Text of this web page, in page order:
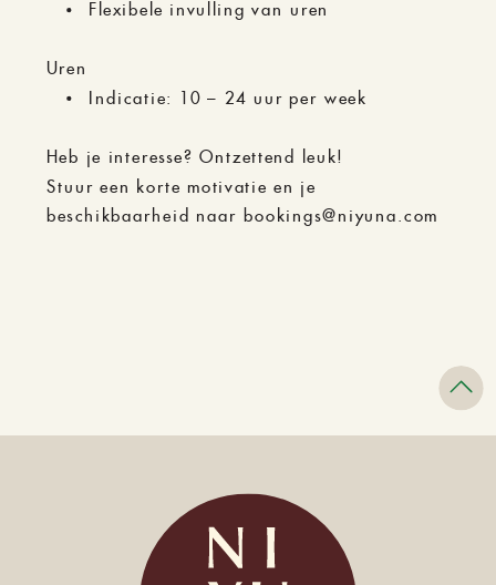
Flexibele invulling van uren
Uren
Indicatie: 10 – 24 uur per week
Heb je interesse? Ontzettend leuk!
Stuur een korte motivatie en je
beschikbaarheid naar bookings@niyuna.com